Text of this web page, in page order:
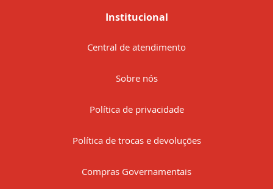
Institucional
Central de atendimento
Sobre nós
Política de privacidade
Política de trocas e devoluções
Compras Governamentais